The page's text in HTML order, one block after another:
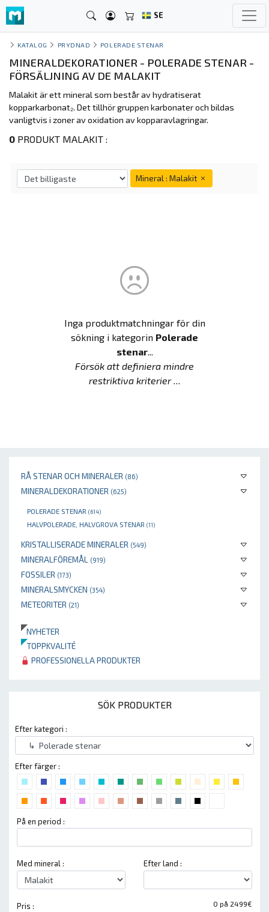
SE
RÅ STENAR OCH MINERALER (86)
MINERALDEKORATIONER (625)
POLERADE STENAR (614)
HALVPOLERADE, HALVGROVA STENAR (11)
KRISTALLISERADE MINERALER (549)
MINERALFÖREMÅL (919)
FOSSILER (173)
MINERALSMYCKEN (354)
METEORITER (21)
NYHETER
TOPPKVALITÉ
PROFESSIONELLA PRODUKTER
SÖK PRODUKTER
Efter kategori :
Efter färger :
På en period :
Med mineral : Efter land :
0 på 2499€
Pris :
KATALOG PRYDNAD POLERADE STENAR
MINERALDEKORATIONER - POLERADE STENAR -
FÖRSÄLJNING AV DE MALAKIT
Malakit är ett mineral som består av hydratiserat
kopparkarbonat₂. Det tillhör gruppen karbonater och bildas
vanligtvis i zoner av oxidation av kopparavlagringar.
0 PRODUKT MALAKIT :
Mineral : Malakit
Inga produktmatchningar för din
sökning i kategorin Polerade
stenar...
Försök att definiera mindre
restriktiva kriterier ...